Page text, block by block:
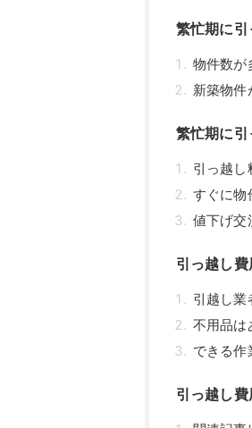
繁忙期に引
物件数が
新築物件
繁忙期に引
引っ越し
すぐに物
値下げ交
引っ越し
引越し業
不用品は
できる作
引っ越し